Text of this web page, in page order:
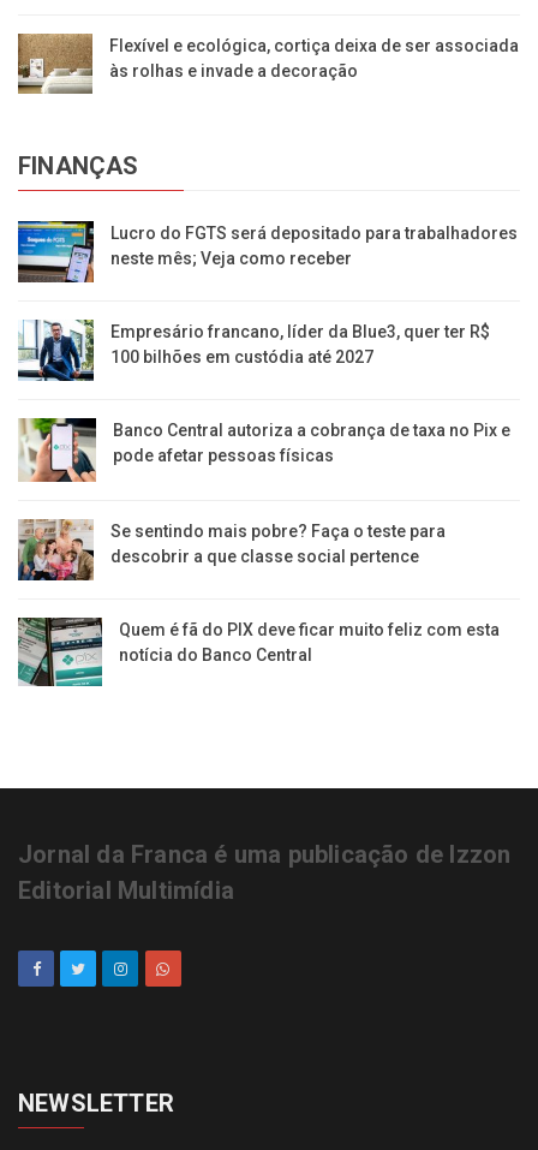
Flexível e ecológica, cortiça deixa de ser associada
às rolhas e invade a decoração
FINANÇAS
Lucro do FGTS será depositado para trabalhadores
neste mês; Veja como receber
Empresário francano, líder da Blue3, quer ter R$
100 bilhões em custódia até 2027
Banco Central autoriza a cobrança de taxa no Pix e
pode afetar pessoas físicas
Se sentindo mais pobre? Faça o teste para
descobrir a que classe social pertence
Quem é fã do PIX deve ficar muito feliz com esta
notícia do Banco Central
Jornal da Franca é uma publicação de Izzon
Editorial Multimídia
NEWSLETTER